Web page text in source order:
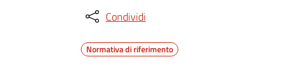
Condividi
Normativa di riferimento